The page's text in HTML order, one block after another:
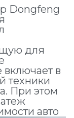
Dongfeng
для
в
техники
При этом
авто